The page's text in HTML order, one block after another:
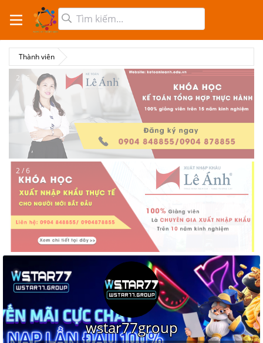
Thành viên
2 / 6
2 / 6
wstar77group